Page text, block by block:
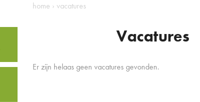
home › vacatures
Vacatures
Er zijn helaas geen vacatures gevonden.